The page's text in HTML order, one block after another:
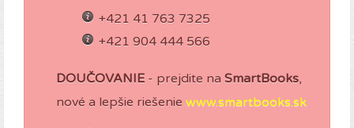
+421 41 763 7325
+421 904 444 566
DOUČOVANIE - prejdite na SmartBooks,
nové a lepšie riešenie www.smartbooks.sk